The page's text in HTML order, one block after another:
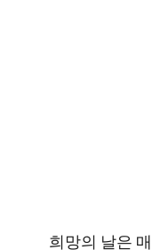
희망의 날은